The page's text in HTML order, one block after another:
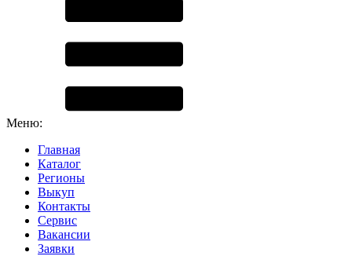
Меню:
Главная
Каталог
Регионы
Выкуп
Контакты
Сервис
Вакансии
Заявки